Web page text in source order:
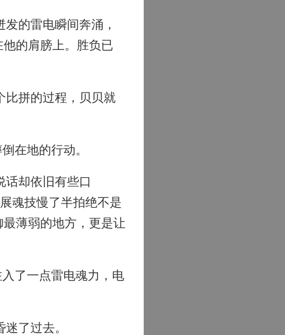
的雷电瞬间奔涌，
的肩膀上。胜负已
拼的过程，贝贝就
在地的行动。
却依旧有些口
魂技慢了半拍绝不是
薄弱的地方，更是让
了一点雷电魂力，电
了过去。